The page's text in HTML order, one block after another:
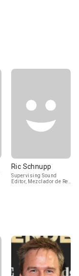
Ric Schnupp
Supervising Sound
Editor, Mezclador de Re-